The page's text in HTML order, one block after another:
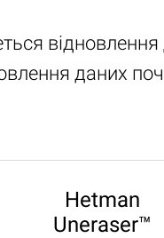
даних
Hetman
Uneraser™